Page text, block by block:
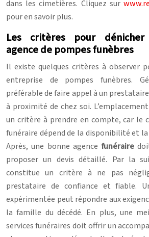
dans les cimetières. Cliquez sur
pour en savoir plus.
Les critères pour
agence de pompes funèbres
Il existe quelques critères à observer
entreprise de pompes funèbres.
préférable de faire appel à un
à proximité de chez soi.
un critère à prendre en compte, car le
funéraire dépend de la disponibilité et
Après, une bonne agence funéraire
proposer un devis détaillé. Par la
constitue un critère à ne pas
prestataire de confiance et fiable.
expérimentée peut répondre aux
la famille du décédé. En plus, une
services funéraires doit offrir un